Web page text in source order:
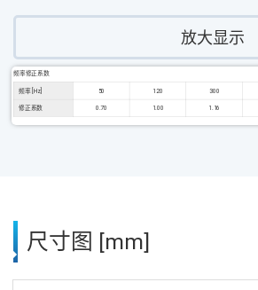
放大显示
频率修正系数
频率 [Hz] 50 120 300
修正系数 0.70 1.00 1.16
尺寸图 [mm]